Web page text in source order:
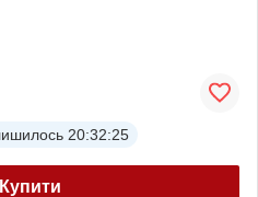
20:32:25
Купити